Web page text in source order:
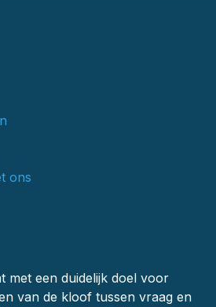
ons
met een duidelijk doel voor
van de kloof tussen vraag en